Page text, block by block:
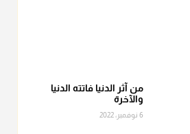
الطعام هذه الأيام وأراد إخراج القيمة
من آثر الدنيا فاتته الدنيا
والآخرة
6 نوفمبر، 2022